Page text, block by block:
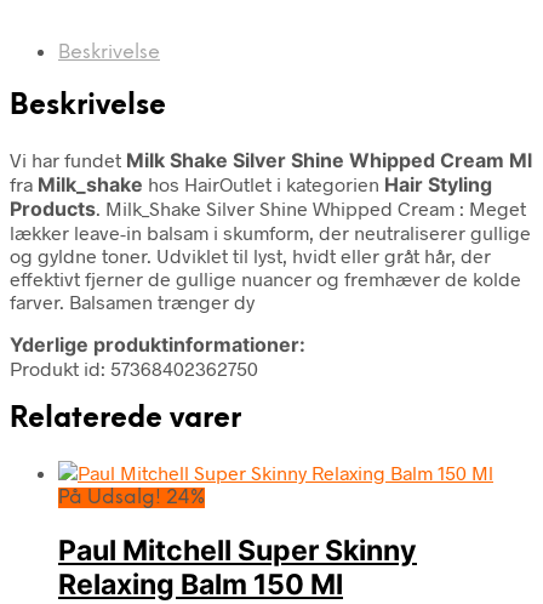
Beskrivelse
Beskrivelse
Vi har fundet Milk Shake Silver Shine Whipped Cream Ml
fra Milk_shake hos HairOutlet i kategorien Hair Styling
Products. Milk_Shake Silver Shine Whipped Cream : Meget
lækker leave-in balsam i skumform, der neutraliserer gullige
og gyldne toner. Udviklet til lyst, hvidt eller gråt hår, der
effektivt fjerner de gullige nuancer og fremhæver de kolde
farver. Balsamen trænger dy
Yderlige produktinformationer:
Produkt id: 57368402362750
Relaterede varer
På Udsalg! 24%
Paul Mitchell Super Skinny
Relaxing Balm 150 Ml